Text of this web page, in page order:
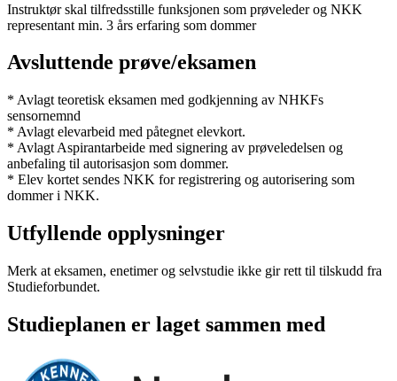
Instruktør skal tilfredsstille funksjonen som prøveleder og NKK
representant min. 3 års erfaring som dommer
Avsluttende prøve/eksamen
* Avlagt teoretisk eksamen med godkjenning av NHKFs
sensornemnd
* Avlagt elevarbeid med påtegnet elevkort.
* Avlagt Aspirantarbeide med signering av prøveledelsen og
anbefaling til autorisasjon som dommer.
* Elev kortet sendes NKK for registrering og autorisering som
dommer i NKK.
Utfyllende opplysninger
Merk at eksamen, enetimer og selvstudie ikke gir rett til tilskudd fra
Studieforbundet.
Studieplanen er laget sammen med